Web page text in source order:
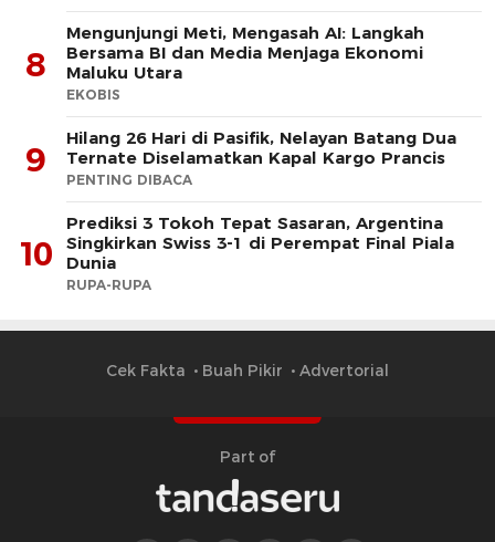
8
Mengunjungi Meti, Mengasah AI: Langkah
Bersama BI dan Media Menjaga Ekonomi
Maluku Utara
EKOBIS
9
Hilang 26 Hari di Pasifik, Nelayan Batang Dua
Ternate Diselamatkan Kapal Kargo Prancis
PENTING DIBACA
10
Prediksi 3 Tokoh Tepat Sasaran, Argentina
Singkirkan Swiss 3-1 di Perempat Final Piala
Dunia
RUPA-RUPA
Cek Fakta Buah Pikir Advertorial
Part of